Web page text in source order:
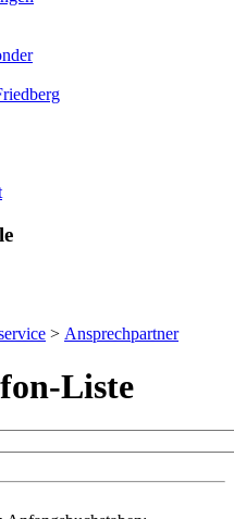
> Ansprechpartner
Liste